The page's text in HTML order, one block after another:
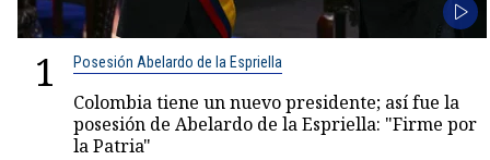
1 Posesión Abelardo de la Espriella
Colombia tiene un nuevo presidente; así fue la
posesión de Abelardo de la Espriella: "Firme por
la Patria"